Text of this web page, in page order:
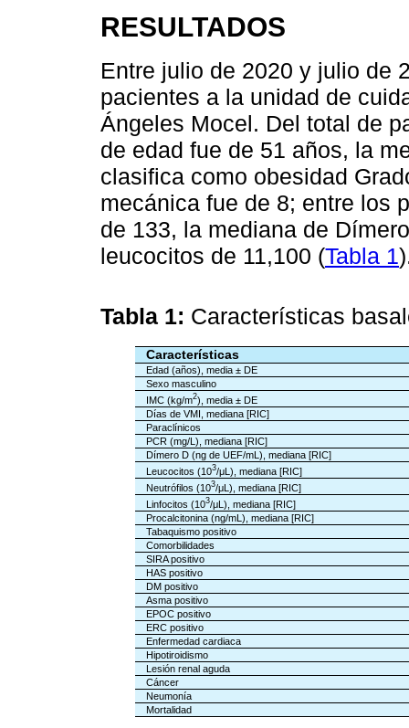
RESULTADOS
Entre julio de 2020 y julio de
pacientes a la unidad de
Ángeles Mocel. Del total de
de edad fue de 51 años, la
clasifica como obesidad
mecánica fue de 8; entre los
de 133, la mediana de
leucocitos de 11,100 (Tabla 1
Tabla 1: Características
Características
Edad (años), media ± DE
Sexo masculino
IMC (kg/m2), media ± DE
Días de VMI, mediana [RIC]
Paraclínicos
PCR (mg/L), mediana [RIC]
Dímero D (ng de UEF/mL), mediana [RIC]
Leucocitos (103/μL), mediana [RIC]
Neutrófilos (103/μL), mediana [RIC]
Linfocitos (103/μL), mediana [RIC]
Procalcitonina (ng/mL), mediana [RIC]
Tabaquismo positivo
Comorbilidades
SIRA positivo
HAS positivo
DM positivo
Asma positivo
EPOC positivo
ERC positivo
Enfermedad cardiaca
Hipotiroidismo
Lesión renal aguda
Cáncer
Neumonía
Mortalidad